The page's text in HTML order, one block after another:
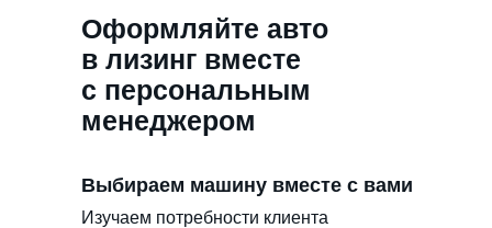
Выбираем машину вместе с вами
Изучаем потребности клиента
Оформляйте авто
в лизинг вместе
с персональным
менеджером